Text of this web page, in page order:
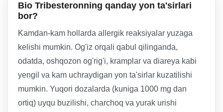
Bio Tribesteronning qanday yon ta'sirlari
bor?
Kamdan-kam hollarda allergik reaksiyalar yuzaga
kelishi mumkin. Og'iz orqali qabul qilinganda,
odatda, oshqozon og'rig'i, kramplar va diareya kabi
yengil va kam uchraydigan yon ta'sirlar kuzatilishi
mumkin. Yuqori dozalarda (kuniga 1000 mg dan
ortiq) uyqu buzilishi, charchoq va yurak urishi